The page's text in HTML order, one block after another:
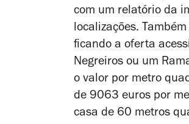
com um relatório da
localizações.
ficando a oferta
Negreiros ou um
o valor por metro
de 9063 euros por
casa de 60 metros